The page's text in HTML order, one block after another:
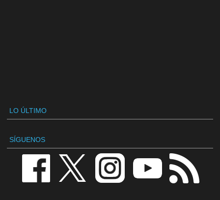
LO ÚLTIMO
SÍGUENOS